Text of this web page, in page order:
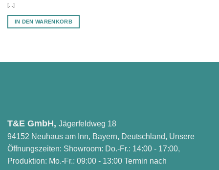
[...]
IN DEN WARENKORB
T&E GmbH, Jägerfeldweg 18
94152 Neuhaus am Inn, Bayern, Deutschland, Unsere
Öffnungszeiten: Showroom: Do.-Fr.: 14:00 - 17:00,
Produktion: Mo.-Fr.: 09:00 - 13:00 Termin nach